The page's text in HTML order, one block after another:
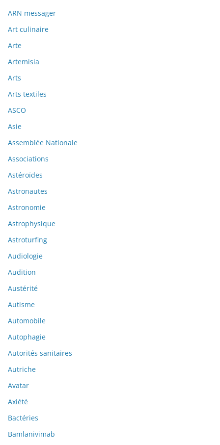
ARN messager
Art culinaire
Arte
Artemisia
Arts
Arts textiles
ASCO
Asie
Assemblée Nationale
Associations
Astéroïdes
Astronautes
Astronomie
Astrophysique
Astroturfing
Audiologie
Audition
Austérité
Autisme
Automobile
Autophagie
Autorités sanitaires
Autriche
Avatar
Axiété
Bactéries
Bamlanivimab